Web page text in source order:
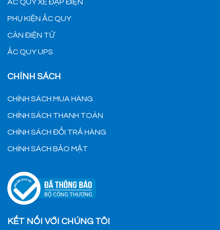
ẮC QUY XE ĐẠP ĐIỆN
PHỤ KIỆN ẮC QUY
CÂN ĐIỆN TỬ
ẮC QUY UPS
CHÍNH SÁCH
CHÍNH SÁCH MUA HÀNG
CHÍNH SÁCH THANH TOÁN
CHÍNH SÁCH ĐỔI TRẢ HÀNG
CHÍNH SÁCH BẢO MẬT
KẾT NỐI VỚI CHÚNG TÔI